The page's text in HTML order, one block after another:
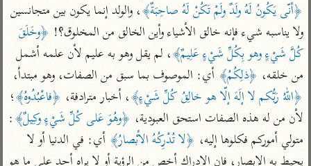
تفسير ابن تيمية
عامّة
تفسير السمعاني
تفسير مكّي
محاسن التأويل
للقاسمي
لغة وبلاغة
التحرير والتنوير
المحرر الوجيز لابن
عطية
البحر المحيط لأبي
حيان
البسيط للواحدي
تفسير البيضاوي
تفسير النسفي
الوجيز للواحدي
تفسير ابن أبي زمنين
آثار
موسوعة التفسير
المأثور
﴿أنّى يَكُونُ لَهُ ولَدٌ ولَمْ تَكُنْ لَهُ صاحِبَةٌ﴾
ولا يناسبه شيء فإنه خالق الأشياء وأين الخالق من المخلوق؟!
كُلَّ شَيْءٍ وهو بِكُلِّ شَيْءٍ عَلِيمٌ﴾
من خلقه، ﴿ذلِكُمُ﴾ أي: الموصوف بما سبق من الصفات، وهو مبتدأ،
﴿اللهُ رَبُّكم لا إلَهَ إلّا هو خالِقُ كُلِّ شَيْءٍ﴾، أخبار مترادفة، ﴿فاعْبُدُوهُ﴾
لأن من له هذه الصفات استحق العبودية، ﴿وهُوَ عَلى كُلِّ شَيْءٍ وكِيلٌ﴾
متولي أموركم فكلوها إليه، ﴿لا تُدْرِكُهُ الأبْصارُ﴾